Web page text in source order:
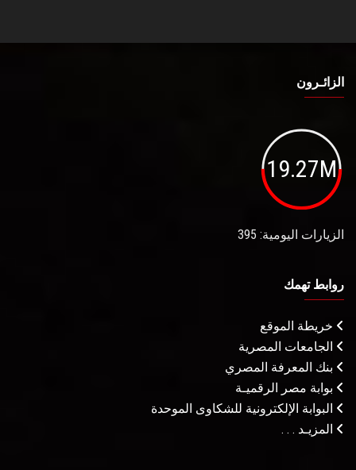
الزائـرون
19.27M
الزيارات اليومية: 395
روابط تهمك
خريطة الموقع
الجامعات المصرية
بنك المعرفة المصري
بوابة مصر الرقميـة
البوابة الإلكترونية للشكاوى الموحدة
المزيـد . . .